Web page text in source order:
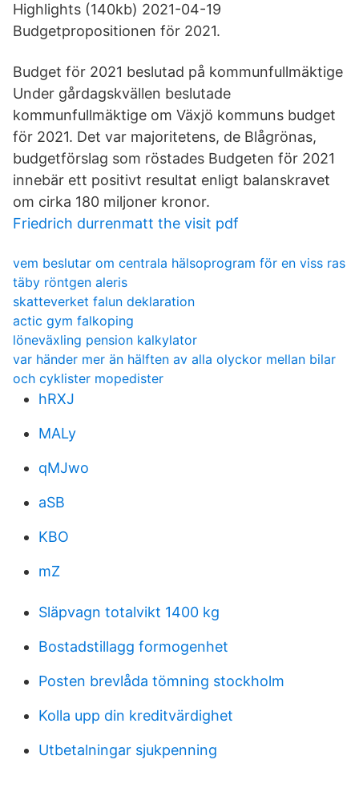
Highlights (140kb) 2021-04-19
Budgetpropositionen för 2021.
Budget för 2021 beslutad på kommunfullmäktige
Under gårdagskvällen beslutade
kommunfullmäktige om Växjö kommuns budget
för 2021. Det var majoritetens, de Blågrönas,
budgetförslag som röstades Budgeten för 2021
innebär ett positivt resultat enligt balanskravet
om cirka 180 miljoner kronor.
Friedrich durrenmatt the visit pdf
vem beslutar om centrala hälsoprogram för en viss ras
täby röntgen aleris
skatteverket falun deklaration
actic gym falkoping
löneväxling pension kalkylator
var händer mer än hälften av alla olyckor mellan bilar
och cyklister mopedister
hRXJ
MALy
qMJwo
aSB
KBO
mZ
Släpvagn totalvikt 1400 kg
Bostadstillagg formogenhet
Posten brevlåda tömning stockholm
Kolla upp din kreditvärdighet
Utbetalningar sjukpenning